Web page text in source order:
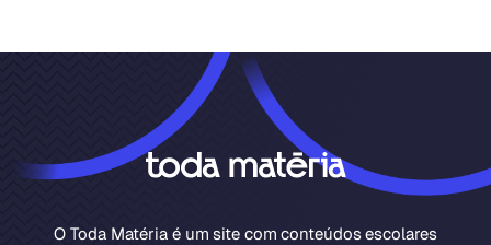
O Toda Matéria é um site com conteúdos escolares